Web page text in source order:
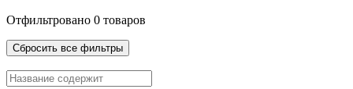
Отфильтровано 0 товаров
Сбросить все фильтры